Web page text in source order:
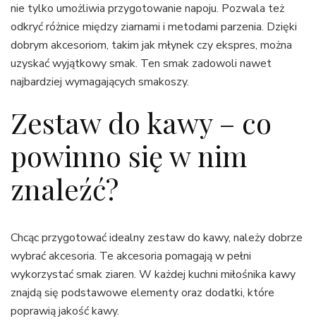
nie tylko umożliwia przygotowanie napoju. Pozwala też
odkryć różnice między ziarnami i metodami parzenia. Dzięki
dobrym akcesoriom, takim jak młynek czy ekspres, można
uzyskać wyjątkowy smak. Ten smak zadowoli nawet
najbardziej wymagających smakoszy.
Zestaw do kawy – co
powinno się w nim
znaleźć?
Chcąc przygotować idealny zestaw do kawy, należy dobrze
wybrać akcesoria. Te akcesoria pomagają w pełni
wykorzystać smak ziaren. W każdej kuchni miłośnika kawy
znajdą się podstawowe elementy oraz dodatki, które
poprawią jakość kawy.